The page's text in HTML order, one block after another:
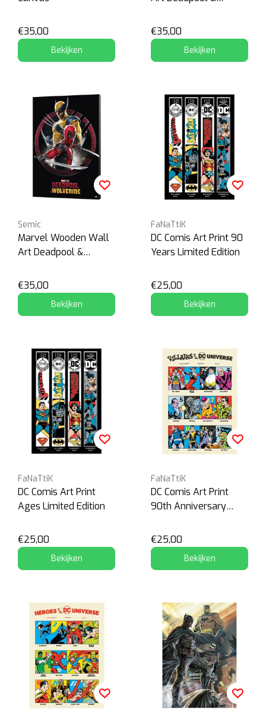
€35,00
Bekijken
€35,00
Bekijken
Semic
Marvel Wooden Wall
Art Deadpool &
€35,00
Bekijken
FaNaTtiK
DC Comis Art Print 90
Years Limited Edition
€25,00
Bekijken
FaNaTtiK
DC Comis Art Print
Ages Limited Edition
€25,00
Bekijken
FaNaTtiK
DC Comis Art Print
90th Anniversary
€25,00
Bekijken